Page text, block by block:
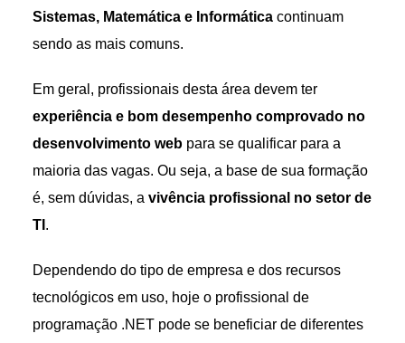
Sistemas, Matemática e Informáticacontinuam
sendo as mais comuns.
Em geral, profissionais desta área devem ter
experiência e bom desempenho comprovado no
desenvolvimento webpara se qualificar para a
maioria das vagas. Ou seja, a base de sua formação
é, sem dúvidas, a vivência profissional no setor de
TI .
Dependendo do tipo de empresa e dos recursos
tecnológicos em uso, hoje o profissional de
programação .NET pode se beneficiar de diferentes